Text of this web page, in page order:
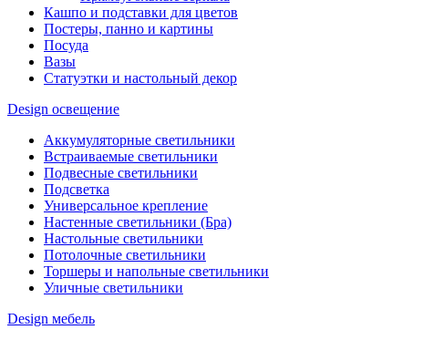
Кашпо и подставки для цветов
Постеры, панно и картины
Посуда
Вазы
Статуэтки и настольный декор
Design освещение
Аккумуляторные светильники
Встраиваемые светильники
Подвесные светильники
Подсветка
Универсальное крепление
Настенные светильники (Бра)
Настольные светильники
Потолочные светильники
Торшеры и напольные светильники
Уличные светильники
Design мебель